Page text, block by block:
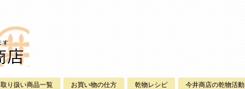
取り扱い商品一覧 お買い物の仕方 乾物レシピ 今井商店の乾物活動